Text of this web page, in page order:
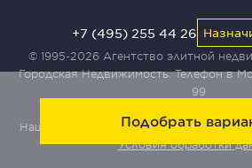
Подобрать
© 1995-2026 Агентство элитной
Городская Недвижимость. Телефон в
99
Наш сайт защищен с помощью сервиса
Условия обработки
+7 (495) 255 44 26